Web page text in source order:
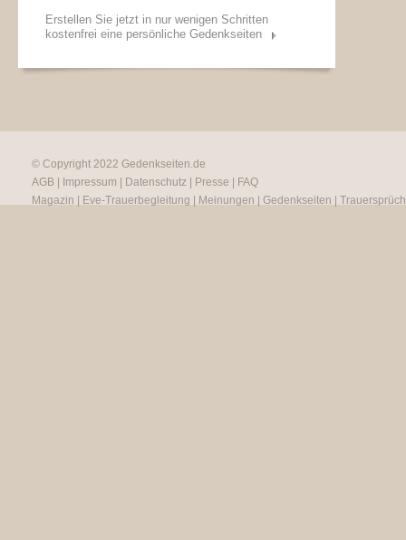
Erstellen Sie jetzt in nur wenigen Schritten
kostenfrei eine persönliche Gedenkseiten
© Copyright 2022 Gedenkseiten.de
AGB
Impressum Datenschutz Presse
FAQ
Magazin
Eve-Trauerbegleitung Meinungen Gedenkseiten